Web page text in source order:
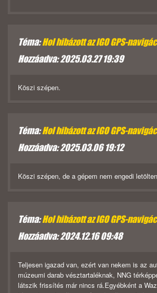
Téma:Hol hibázott az IGO GPS-
Hozzáadva: 2025.03.27 19:39
Köszi szépen.
Téma:Hol hibázott az IGO GPS-
Hozzáadva: 2025.03.06 19:12
Köszi szépen, de a gépem nem engedi
Téma:Hol hibázott az IGO GPS-
Hozzáadva: 2024.12.16 09:48
Teljesen igazad van, ezért van nekem is az
múzeumi darab vésztartaléknak, NNG
látszik frissítés már nincs rá.Egyébként a